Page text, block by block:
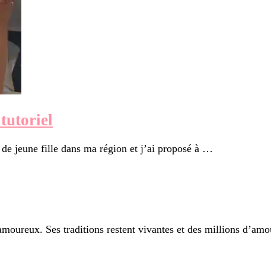
tutoriel
jeune fille dans ma région et j’ai proposé à …
Ses traditions restent vivantes et des millions